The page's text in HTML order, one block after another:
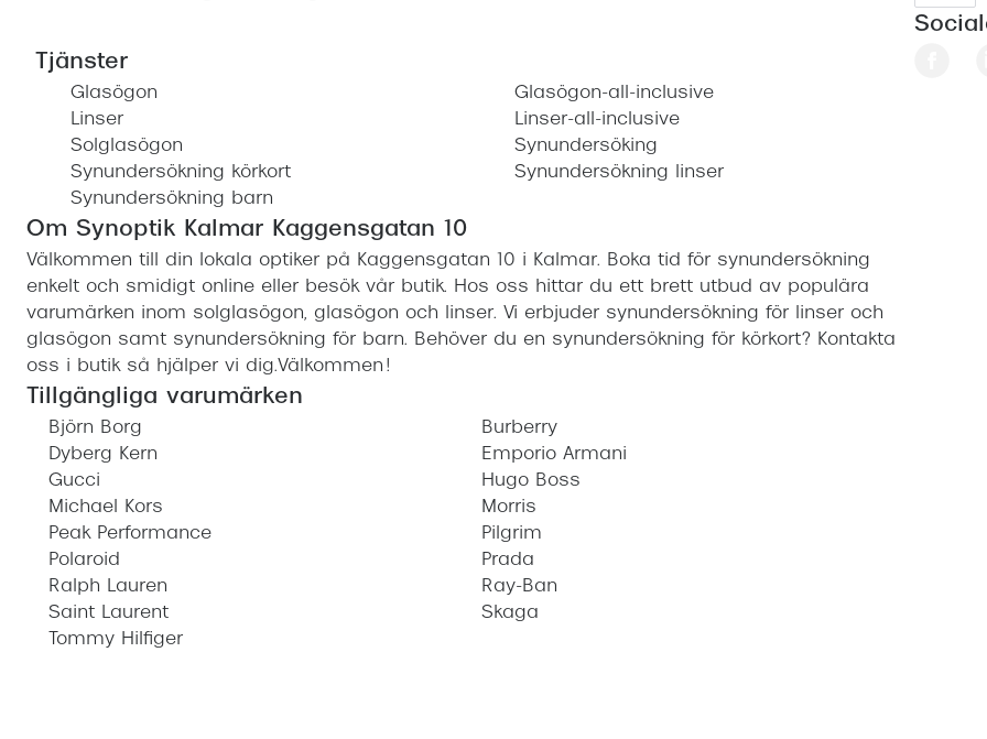
Tjänster
Glasögon
Glasögon-all-inclusive
Linser
Linser-all-inclusive
Solglasögon
Synundersöking
Synundersökning körkort
Synundersökning linser
Synundersökning barn
Om Synoptik Kalmar Kaggensgatan 10
Välkommen till din lokala optiker på Kaggensgatan 10 i Kalmar. Boka tid för synundersökning
enkelt och smidigt online eller besök vår butik. Hos oss hittar du ett brett utbud av populära
varumärken inom solglasögon, glasögon och linser. Vi erbjuder synundersökning för linser och
glasögon samt synundersökning för barn. Behöver du en synundersökning för körkort? Kontakta
oss i butik så hjälper vi dig.Välkommen!
Tillgängliga varumärken
Björn Borg
Burberry
Dyberg Kern
Emporio Armani
Gucci
Hugo Boss
Michael Kors
Morris
Peak Performance
Pilgrim
Polaroid
Prada
Ralph Lauren
Ray-Ban
Saint Laurent
Skaga
Tommy Hilfiger